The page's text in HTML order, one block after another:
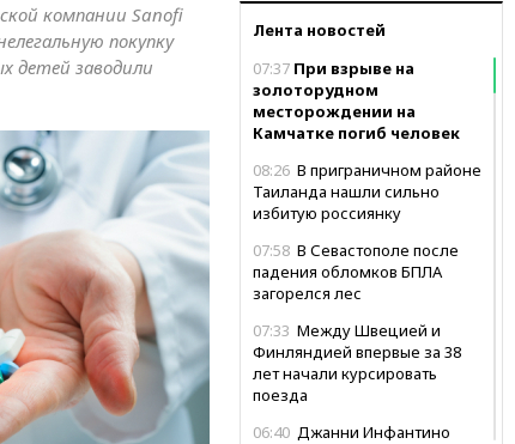
Лента новостей
07:37 При взрыве на
золоторудном
месторождении на
Камчатке погиб человек
08:26 В приграничном районе
Таиланда нашли сильно
избитую россиянку
07:58 В Севастополе после
падения обломков БПЛА
загорелся лес
07:33 Между Швецией и
Финляндией впервые за 38
лет начали курсировать
поезда
06:40 Джанни Инфантино
компании Sanofi
покупку
детей заводили